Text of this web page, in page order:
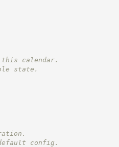
calendar.
state.
config.